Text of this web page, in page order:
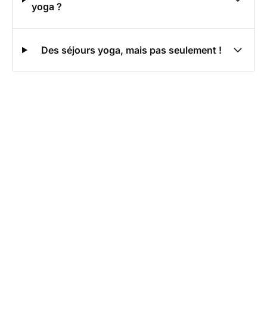
yoga ?
Des séjours yoga, mais pas seulement !